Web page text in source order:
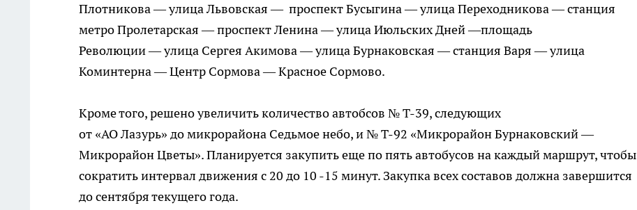
Плотникова — улица Львовская — проспект Бусыгина — улица Переходникова — станция
метро Пролетарская — проспект Ленина — улица Июльских Дней —площадь
Революции — улица Сергея Акимова — улица Бурнаковская — станция Варя — улица
Коминтерна — Центр Сормова — Красное Сормово.
Кроме того, решено увеличить количество автобсов № Т-39, следующих
от «АО Лазурь» до микрорайона Седьмое небо, и № Т-92 «Микрорайон Бурнаковский —
Микрорайон Цветы». Планируется закупить еще по пять автобусов на каждый маршрут, чтобы
сократить интервал движения с 20 до 10 -15 минут. Закупка всех составов должна завершится
до сентября текущего года.